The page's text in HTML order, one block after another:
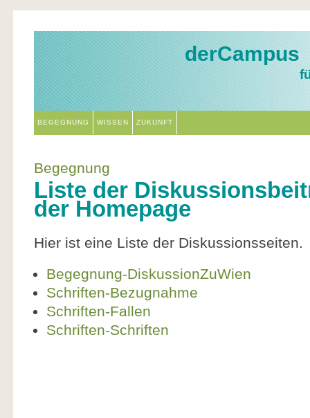
derCampus
BEGEGNUNG WISSEN ZUKUNFT
Begegnung
Liste der
der Homepage
Hier ist eine Liste der Diskussionsseiten.
Begegnung-DiskussionZuWien
Schriften-Bezugnahme
Schriften-Fallen
Schriften-Schriften